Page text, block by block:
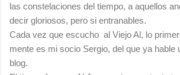
las constelaciones del tiempo, a aquellos
decir gloriosos, pero si entranables.
Cada vez que escucho al Viejo Al, lo
mente es mi socio Sergio, del que ya hable
blog.